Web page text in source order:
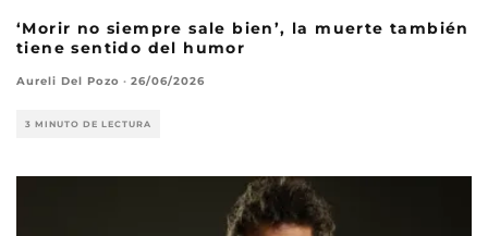
‘Morir no siempre sale bien’, la muerte también
tiene sentido del humor
Aureli Del Pozo · 26/06/2026
3 MINUTO DE LECTURA